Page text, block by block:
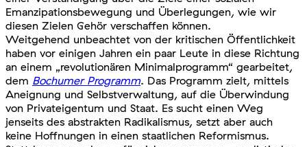
Emanzipationsbewegung und Überlegungen, wie wir
diesen Zielen Gehör verschaffen können.
Weitgehend unbeachtet von der kritischen Öffentlichkeit
haben vor einigen Jahren ein paar Leute in diese Richtung
an einem „revolutionären Minimalprogramm“ gearbeitet,
dem Bochumer Programm. Das Programm zielt, mittels
Aneignung und Selbstverwaltung, auf die Überwindung
von Privateigentum und Staat. Es sucht einen Weg
jenseits des abstrakten Radikalismus, setzt aber auch
keine Hoffnungen in einen staatlichen Reformismus.